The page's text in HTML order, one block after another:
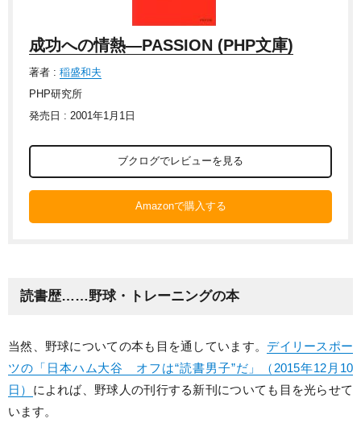
成功への情熱―PASSION (PHP文庫)
著者 : 稲盛和夫
PHP研究所
発売日 : 2001年1月1日
ブクログでレビューを見る
Amazonで購入する
読書歴……野球・トレーニングの本
当然、野球についての本も目を通しています。 デイリースポー
ツの「日本ハム大谷 オフは“読書男子”だ」（2015年12月10
日） によれば、野球人の刊行する新刊についても目を光らせて
います。